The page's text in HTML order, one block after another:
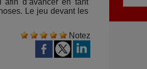
afin d’avancer en tant
Le jeu devant les
Notez